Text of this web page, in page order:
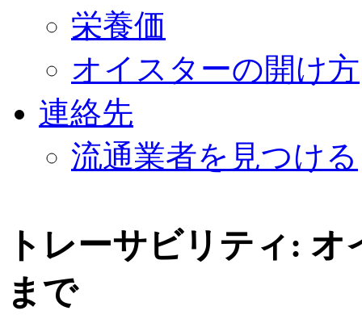
栄養価
オイスターの開け方
連絡先
流通業者を見つける
トレーサビリティ:
まで